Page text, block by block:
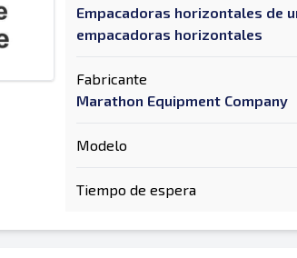
Empacadoras horizontales de
empacadoras horizontales
Fabricante
Marathon Equipment Company
Modelo
Tiempo de espera